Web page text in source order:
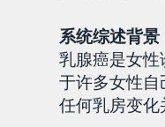
系统综述背景
乳腺癌是女
于许多女性
任何乳房变化